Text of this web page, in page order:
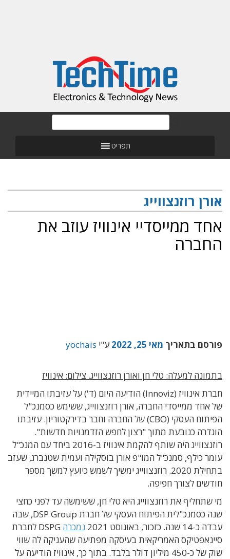
תפריט
אורן רוזנצווייג
אחד ממייסדיי אינוויז עוזב את
החברה
פורסם בתאריך מאי 25, 2022 ע"י yochais
בתמונה למעלה: טלי חן ואורן רוזנצווייג. צילום: אינוויז
חברת אינוויז (Innoviz) הודיעה היום (ד') על עזיבתו המיידית
של אחד ממייסדי החברה, אורן רוזנצווייג, ששימש כסמנכ"ל
הפיתוח העסקי (CBO) של החברה וחבר בדירקטוריון. עזיבתו
הוגדרה כנובעת מתוך "רצון לחפש הזדמנויות חדשות".
רוזנצווייג היה שותף להקמת אינוויז ב-2016 ביחד עם המנכ"ל
עומר כילף, סמנכ"ל המו"פ אורן בוסקילה ועמית שטנברג, שעזב
בתחילת 2020. רוזנצווייג ימשיך לשמש כיועץ למשך מספר
חודשים לצורך חפיפה.
מי שתחליף את רוזנצווייג היא טלי חן, ששימשה עד לפני כחצי
שנה כסמנכ"לית הפיתוח העסקי של חברת DSP Group, שבה
עבדה כ-14 שנה. כזכור, באוגוסט 2021
נמכרה
DSPG לחברת
סיינאפטיקס האמריקאית בעיסקה מפתיעה שהעניקה לה שווי
שוק של כ-450 מיליון דולר בלבד. בתוך כך, אינוויז הודיעה על